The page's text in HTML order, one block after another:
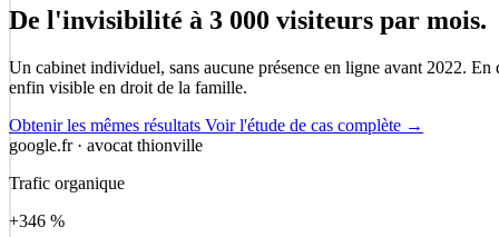
Logotype & déclinaisons
Papeterie & cartes
De l'invisibilité à 3 000 visiteurs par mois.
Un cabinet individuel, sans aucune présence en ligne avant 2022.
enfin visible en droit de la famille.
Obtenir les mêmes résultats Voir l'étude de cas complète →
google.fr · avocat thionville
Trafic organique
+346 %